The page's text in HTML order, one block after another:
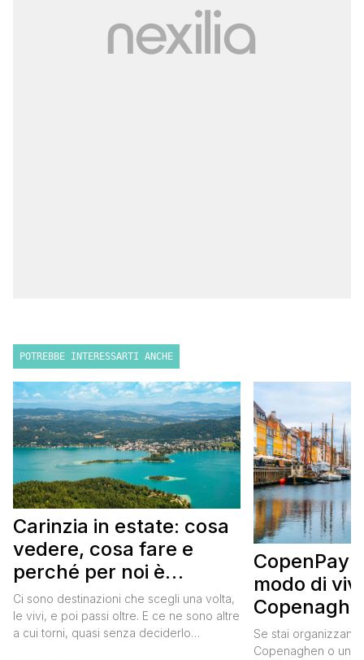
POTREBBE INTERESSARTI ANCHE
Carinzia in estate: cosa
vedere, cosa fare e
perché per noi è
diventata una
destinazione del cuore
Ci sono destinazioni che scegli una volta,
le vivi, e poi passi oltre. E ce ne sono altre
a cui torni, quasi senza deciderlo
CopenPay:
modo di
meglio e
meno
Se stai
Copenaghen o un